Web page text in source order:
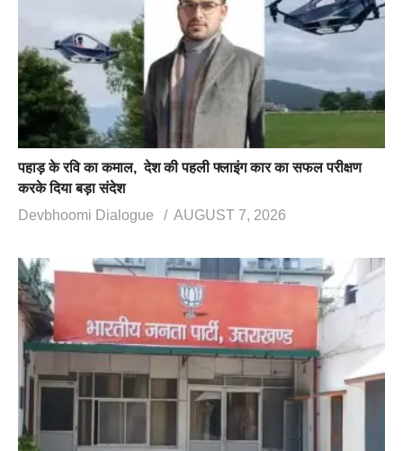
पहाड़ के रवि का कमाल, देश की पहली फ्लाइंग कार का सफल परीक्षण
करके दिया बड़ा संदेश
Devbhoomi Dialogue
AUGUST 7, 2026